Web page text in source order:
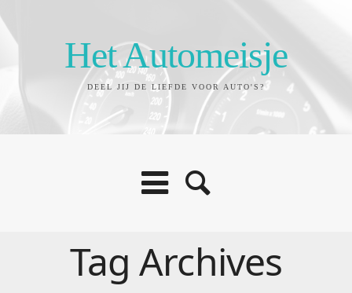
Het Automeisje
DEEL JIJ DE LIEFDE VOOR AUTO'S?
Tag Archives